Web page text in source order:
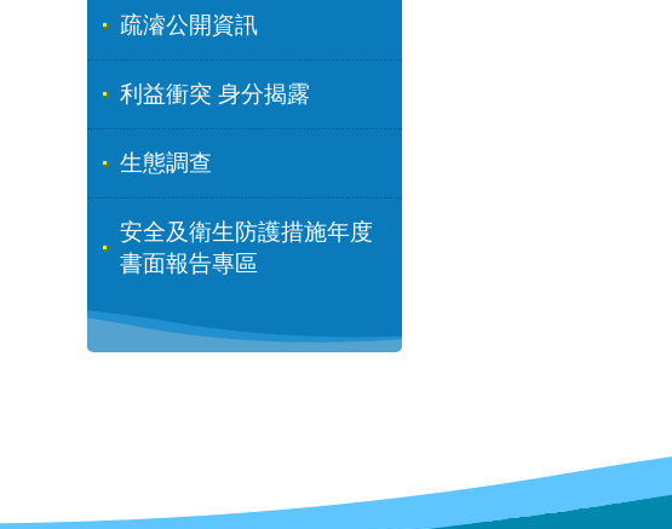
疏濬公開資訊
利益衝突 身分揭露
生態調查
安全及衛生防護措施年度
書面報告專區